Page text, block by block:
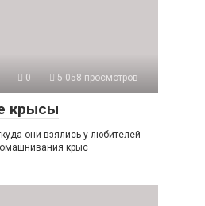
0 5 058 просмотров
крысы
они взялись у любителей
крыс